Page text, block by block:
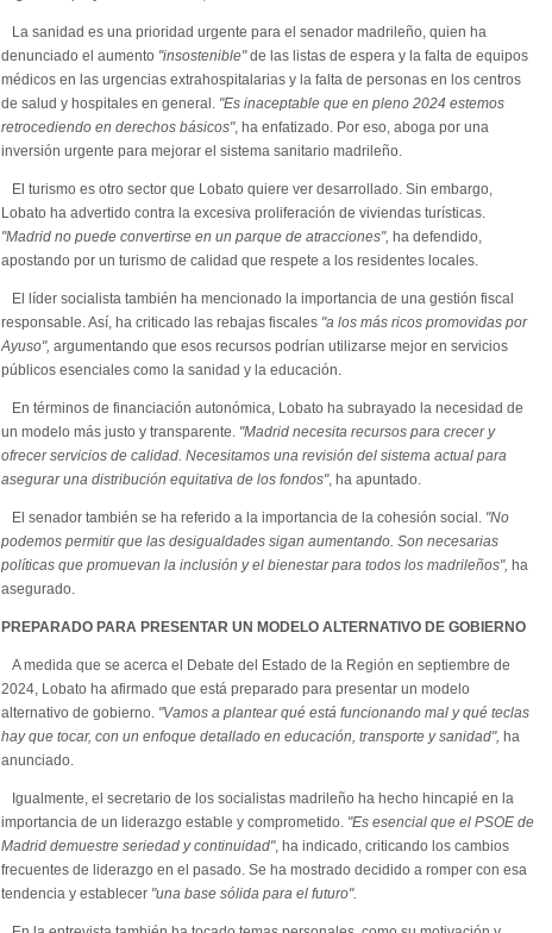
La sanidad es una prioridad urgente para el senador madrileño, quien ha
denunciado el aumento "insostenible"de las listas de espera y la falta de equipos
médicos en las urgencias extrahospitalarias y la falta de personas en los centros
de salud y hospitales en general. "Es inaceptable que en pleno 2024 estemos
retrocediendo en derechos básicos", ha enfatizado. Por eso, aboga por una
inversión urgente para mejorar el sistema sanitario madrileño.
El turismo es otro sector que Lobato quiere ver desarrollado. Sin embargo,
Lobato ha advertido contra la excesiva proliferación de viviendas turísticas.
"Madrid no puede convertirse en un parque de atracciones", ha defendido,
apostando por un turismo de calidad que respete a los residentes locales.
El líder socialista también ha mencionado la importancia de una gestión fiscal
responsable. Así, ha criticado las rebajas fiscales "a los más ricos promovidas por
Ayuso", argumentando que esos recursos podrían utilizarse mejor en servicios
públicos esenciales como la sanidad y la educación.
En términos de financiación autonómica, Lobato ha subrayado la necesidad de
un modelo más justo y transparente. "Madrid necesita recursos para crecer y
ofrecer servicios de calidad. Necesitamos una revisión del sistema actual para
asegurar una distribución equitativa de los fondos", ha apuntado.
El senador también se ha referido a la importancia de la cohesión social. "No
podemos permitir que las desigualdades sigan aumentando. Son necesarias
políticas que promuevan la inclusión y el bienestar para todos los madrileños", ha
asegurado.
PREPARADO PARA PRESENTAR UN MODELO ALTERNATIVO DE GOBIERNO
A medida que se acerca el Debate del Estado de la Región en septiembre de
2024, Lobato ha afirmado que está preparado para presentar un modelo
alternativo de gobierno. "Vamos a plantear qué está funcionando mal y qué teclas
hay que tocar, con un enfoque detallado en educación, transporte y sanidad", ha
anunciado.
Igualmente, el secretario de los socialistas madrileño ha hecho hincapié en la
importancia de un liderazgo estable y comprometido. "Es esencial que el PSOE de
Madrid demuestre seriedad y continuidad", ha indicado, criticando los cambios
frecuentes de liderazgo en el pasado. Se ha mostrado decidido a romper con esa
tendencia y establecer "una base sólida para el futuro".